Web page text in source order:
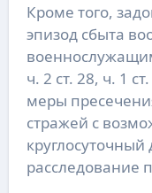
Кроме того,
эпизод сбыта
ч. 2 ст. 28, ч. 1
меры
стражей с
расследование